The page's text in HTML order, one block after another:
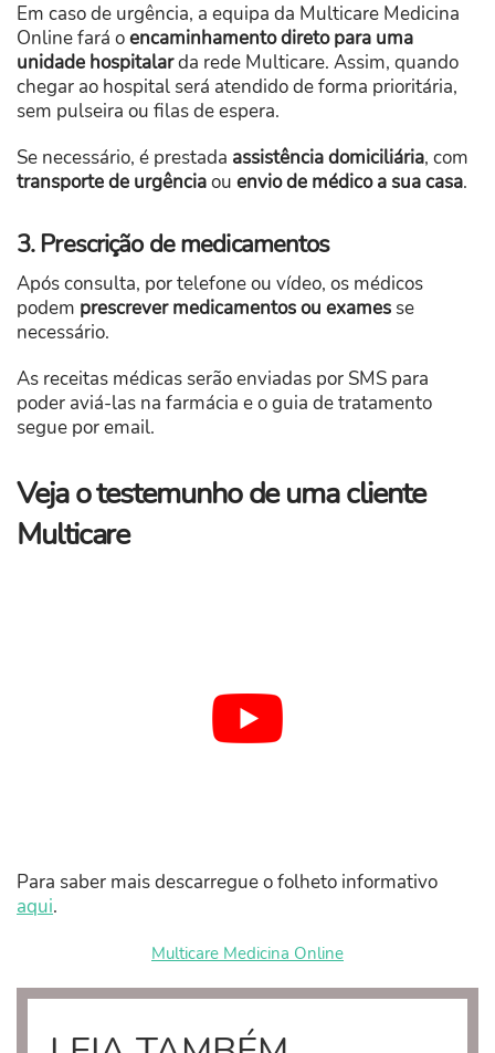
Em caso de urgência, a equipa da Multicare Medicina
Online fará oencaminhamento direto para uma
unidade hospitalarda rede Multicare. Assim, quando
chegar ao hospital será atendido de forma prioritária,
sem pulseira ou filas de espera.
Se necessário, é prestada assistência domiciliária, com
transporte de urgênciaou envio de médico a sua casa.
3. Prescrição de medicamentos
Após consulta, por telefone ou vídeo, os médicos
podem prescrever medicamentos ou exames se
necessário.
As receitas médicas serão enviadas por SMS para
poder aviá-las na farmácia e o guia de tratamento
segue por email.
Veja o testemunho de uma cliente
Multicare
Para saber mais descarregue o folheto informativo
aqui.
Multicare Medicina Online